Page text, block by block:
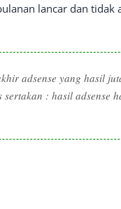
lancar dan tidak
adsense yang hasil
sertakan : hasil adsense